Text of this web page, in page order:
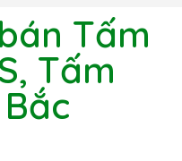
Tấm
Tấm